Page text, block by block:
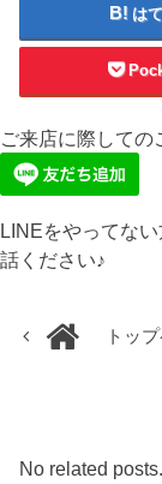
は
ご来店に際して
LINEをやってな
話ください♪
トッ
No related posts.